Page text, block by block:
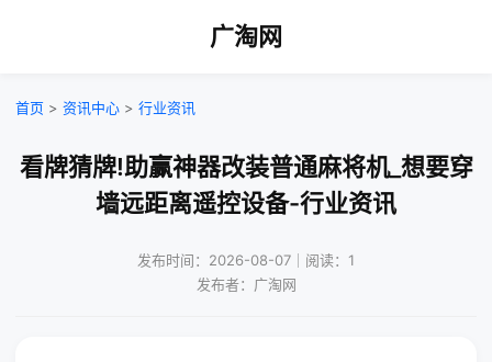
广淘网
首页 > 资讯中心 > 行业资讯
看牌猜牌!助赢神器改装普通麻将机_想要穿
墙远距离遥控设备-行业资讯
发布时间：2026-08-07｜阅读：1
发布者：广淘网